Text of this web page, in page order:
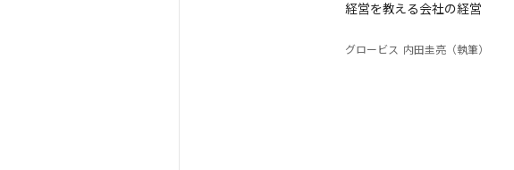
経営を教える会社の経営
グロービス 内田圭亮（執筆）